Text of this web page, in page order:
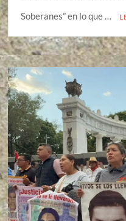
Soberanes” en lo que …